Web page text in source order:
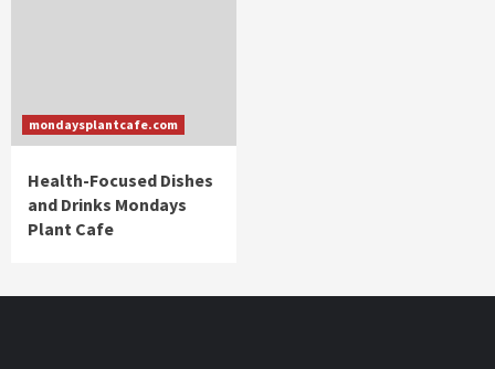
mondaysplantcafe.com
Health-Focused Dishes
and Drinks Mondays
Plant Cafe